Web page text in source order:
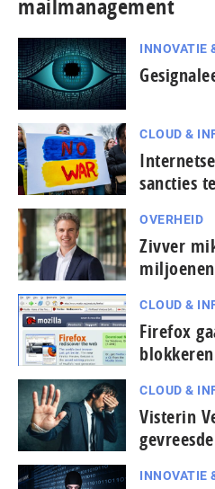
mailmanagement
INNOVATIE
CLOUD &
sancties
OVERHEID
Zivver
CLOUD &
Firefox
blokkeren
CLOUD &
Visterin
INNOVATIE